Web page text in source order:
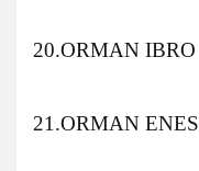
20.ORMAN IBRO
21.ORMAN ENES